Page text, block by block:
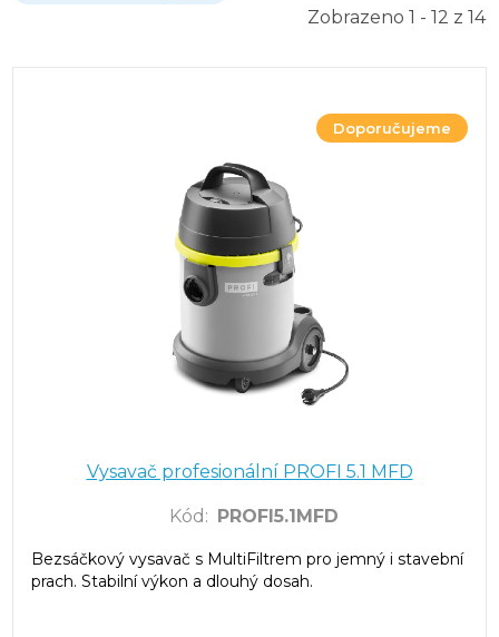
Zobrazeno 1 - 12 z 14
Doporučujeme
Vysavač profesionální PROFI 5.1 MFD
Kód : PROFI5.1MFD
Bezsáčkový vysavač s MultiFiltrem pro jemný i stavební
prach. Stabilní výkon a dlouhý dosah.